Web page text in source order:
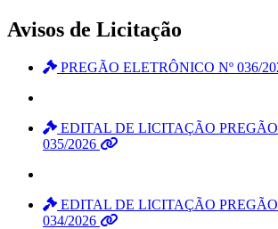
Avisos de Licitação
PREGÃO ELETRÔNICO Nº 036/
EDITAL DE LICITAÇÃO
035/2026
EDITAL DE LICITAÇÃO
034/2026